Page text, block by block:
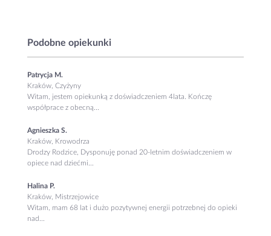
Podobne opiekunki
Patrycja M.
Kraków, Czyżyny
Witam, jestem opiekunką z doświadczeniem 4lata. Kończę
współprace z obecną...
Agnieszka S.
Kraków, Krowodrza
Drodzy Rodzice, Dysponuję ponad 20-letnim doświadczeniem w
opiece nad dziećmi...
Halina P.
Kraków, Mistrzejowice
Witam, mam 68 lat i dużo pozytywnej energii potrzebnej do opieki
nad...